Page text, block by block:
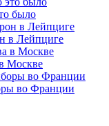
было
в Лейпциге
Москве
во Франции